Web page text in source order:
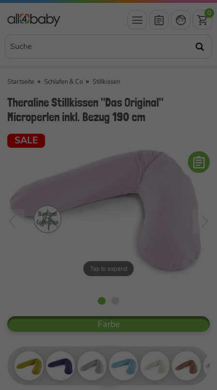
0
Startseite Schlafen & Co Stillkissen
Theraline Stillkissen "Das Original"
Microperlen inkl. Bezug 190 cm
SALE
Tap to expand
Farbe